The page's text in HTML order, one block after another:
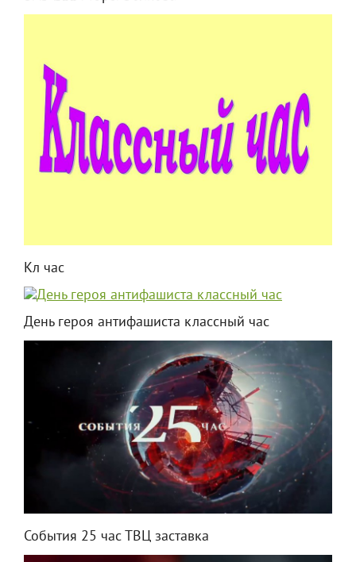
Кл час
День героя антифашиста классный час
События 25 час ТВЦ заставка